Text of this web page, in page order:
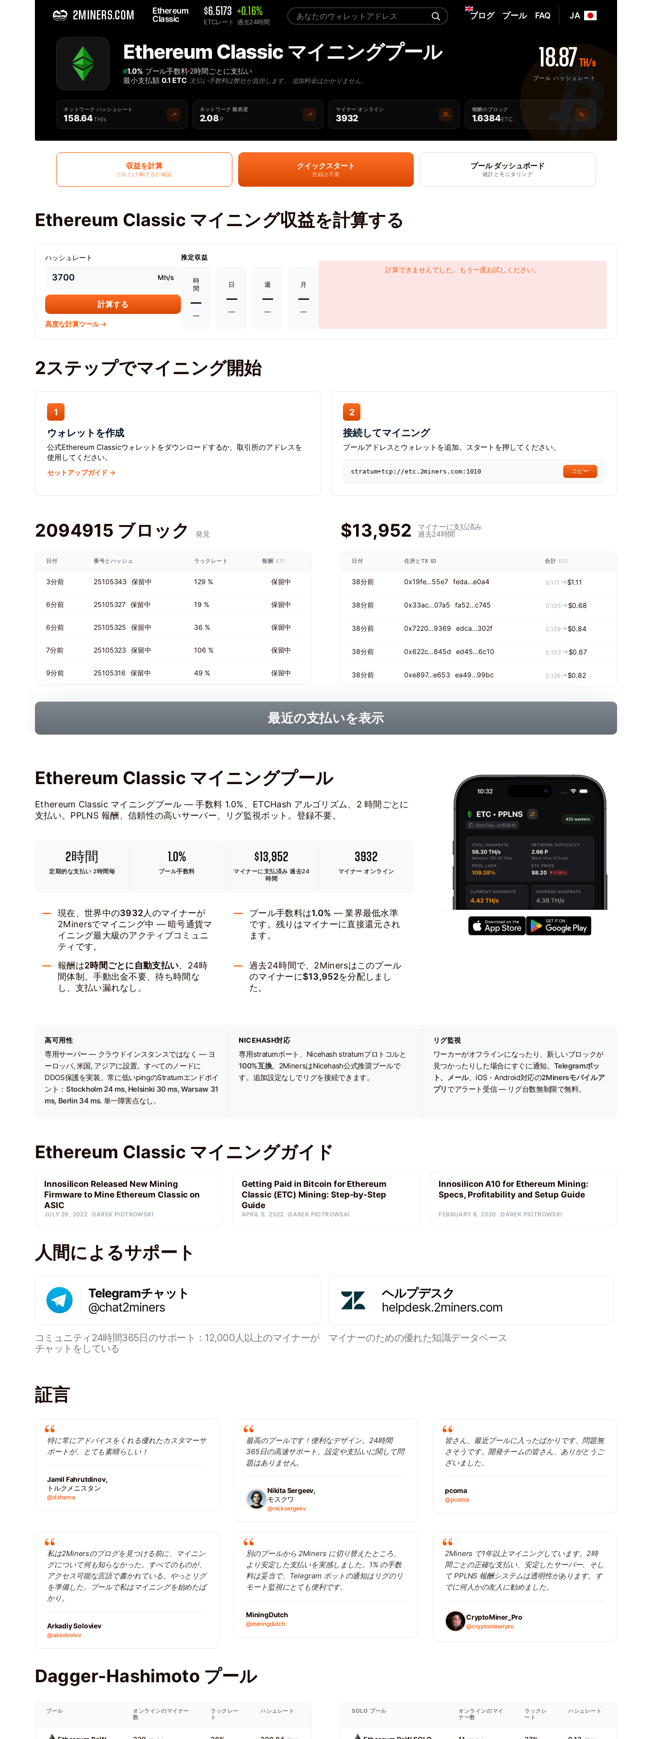
2MINERS.COM
Ethereum
Classic
$6.5173
ETCレート
+0.16%
過去24時間
JA
ブログ プール FAQ
最高の Ethereum Classic ETC マイニングプール - 2MinersEthereum Classic マイニングプール
1.0% プール手数料 2時間ごとに支払い
最小支払額 0.1 ETC 支払い手数料は弊社が負担します。 追加料金はかかりません。
18.87 TH/s
プール ハッシュレート
ネットワーク ハッシュレート
158.64TH/s
ネットワーク 難易度
2.08 P
マイナー オンライン
3932
報酬のブロック
1.6384ETC
収益を計算
どれだけ稼げるか確認
クイックスタート
登録は不要
プール ダッシュボード
統計とモニタリング
Ethereum Classic マイニング収益を計算する
ハッシュレート
Mh/s
計算する
高度な計算ツール →
推定収益
時
間
—
—
日
—
—
週
—
—
月
—
—
計算できませんでした。もう一度お試しください。
2ステップでマイニング開始
1
ウォレットを作成
公式Ethereum Classicウォレットをダウンロードするか、取引所のアドレスを
使用してください。
セットアップガイド →
2
接続してマイニング
プールアドレスとウォレットを追加。スタートを押してください。
stratum+tcp://etc.2miners.com:1010 コピー
2094915 ブロック 発見
日付 番号とハッシュ ラックレート 報酬 ETC
3分前 25105343 保留中 129 % 保留中
6分前 25105327 保留中 19 % 保留中
6分前 25105325 保留中 36 % 保留中
7分前 25105323 保留中 106 % 保留中
9分前 25105316 保留中 49 % 保留中
$13,952 マイナーに支払済み
過去24時間
日付 住所とTX ID 合計 ETC
38分前 0x19fe…55e7 feda…e0a4 0.171 $1.11
38分前 0x33ac…07a5 fa52…c745 0.105 $0.68
38分前 0x7220…9369 edca…302f 0.129 $0.84
38分前 0x622c…845d ed45…6c10 0.103 $0.67
38分前 0xe897…e653 ea49…99bc 0.126 $0.82
最近の支払いを表示
Ethereum Classic マイニングプール
Ethereum Classic マイニングプール — 手数料 1.0%、ETCHash アルゴリズム、2 時間ごとに
支払い。PPLNS 報酬、信頼性の高いサーバー、リグ監視ボット。登録不要。
2時間
定期的な支払い 2時間毎
1.0%
プール手数料
$13,952
マイナーに支払済み過去24
時間
3932
マイナー オンライン
現在、世界中の3932人のマイナーが
2Minersでマイニング中 — 暗号通貨マ
イニング最大級のアクティブコミュニ
ティです。
プール手数料は1.0% — 業界最低水準
です。残りはマイナーに直接還元され
ます。
報酬は2時間ごとに自動支払い、24時
間体制。手動出金不要、待ち時間な
し、支払い漏れなし。
過去24時間で、2Minersはこのプール
のマイナーに$13,952を分配しまし
た。
高可用性
専用サーバー — クラウドインスタンスではなく — ヨ
ーロッパ, 米国, アジアに設置。すべてのノードに
DDOS保護を実装。常に低いpingのStratumエンドポイ
ント： Stockholm 24 ms, Helsinki 30 ms, Warsaw 31
ms, Berlin 34 ms.単一障害点なし。
NICEHASH対応
専用stratumポート、Nicehash stratumプロトコルと
100%互換。2MinersはNicehash公式推奨プールで
す。追加設定なしでリグを接続できます。
リグ監視
ワーカーがオフラインになったり、新しいブロックが
見つかったりした場合にすぐに通知。 Telegramボッ
ト、メール、iOS・Android対応の2Minersモバイルア
プリ でアラート受信 — リグ台数無制限で無料。
Ethereum Classic マイニングガイド
Innosilicon Released New Mining
Firmware to Mine Ethereum Classic on
ASIC
JULY 29, 2022 DAREK PIOTROWSKI
Getting Paid in Bitcoin for Ethereum
Classic (ETC) Mining: Step-by-Step
Guide
APRIL 5, 2022 DAREK PIOTROWSKI
Innosilicon A10 for Ethereum Mining:
Specs, Profitability and Setup Guide
FEBRUARY 6, 2020 DAREK PIOTROWSKI
人間によるサポート
Telegramチャット
@chat2miners
コミュニティ24時間365日のサポート：12,000人以上のマイナーが
チャットをしている
ヘルプデスク
helpdesk.2miners.com
マイナーのための優れた知識データベース
証言
特に常にアドバイスをくれる優れたカスタマーサ
ポートが、とても素晴らしい！
Jamil Fahrutdinov,
トルクメニスタン
@dzhama
最高のプールです！便利なデザイン。24時間
365日の高速サポート。設定や支払いに関して問
題はありません。
Nikita Sergeev,
モスクワ
@nicksergeev
皆さん、最近プールに入ったばかりです、問題無
さそうです。開発チームの皆さん、ありがとうご
ざいました。
pcoma
@pcoma
私は2Minersのブログを見つける前に、マイニン
グについて何も知らなかった。すべてのものが、
アクセス可能な言語で書かれている。やっとリグ
を準備した。プールで私はマイニングを始めたば
かり。
Arkadiy Soloviev
@aksoloviev
別のプールから 2Miners に切り替えたところ、
より安定した支払いを実感しました。1% の手数
料は妥当で、Telegram ボットの通知はリグのリ
モート監視にとても便利です。
MiningDutch
@miningdutch
2Miners で1年以上マイニングしています。2時
間ごとの正確な支払い、安定したサーバー、そし
て PPLNS 報酬システムは透明性があります。す
でに何人かの友人に勧めました。
CryptoMiner_Pro
@cryptominerpro
Dagger-Hashimoto プール
プール
オンラインのマイナー
数
ラックレー
ト
ハシュレート SOLO プール
オンラインのマイ
ナー数
ラックレ
ート
ハシュレート